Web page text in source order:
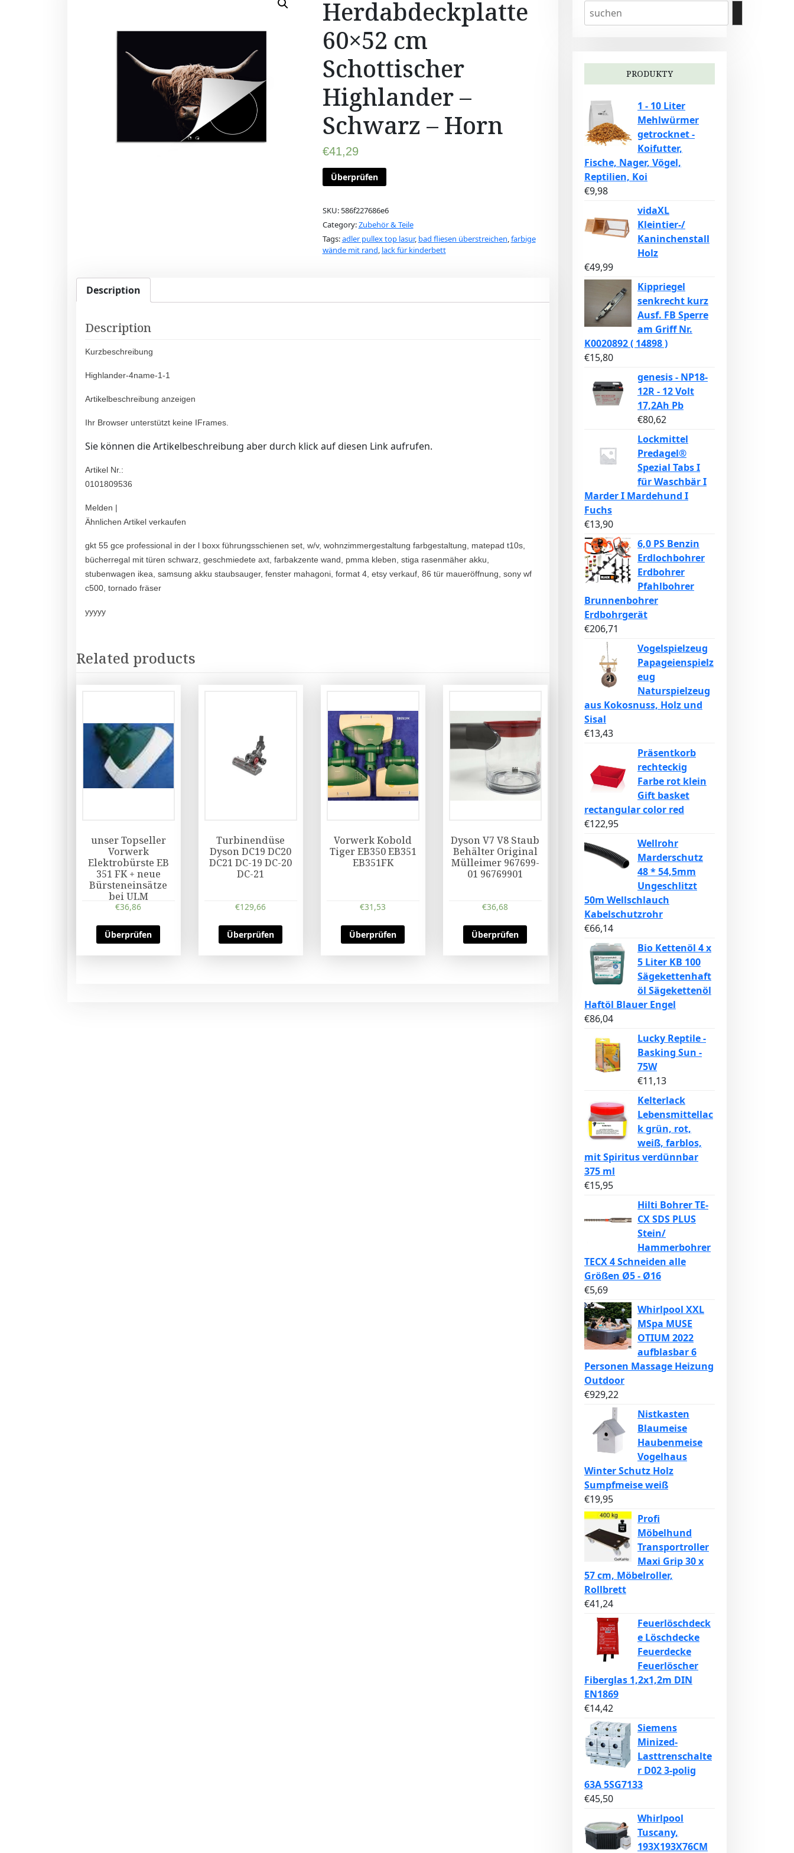
Herdabdeckplatte
60×52 cm
Schottischer
Highlander –
Schwarz – Horn
€41,29
Überprüfen
SKU: 586f227686e6
Category:Zubehör & Teile
Tags:adler pullex top lasur, bad fliesen überstreichen,farbige
wände mit rand, lack für kinderbett
Description
Description
Kurzbeschreibung
Highlander-4name-1-1
Artikelbeschreibung anzeigen
Ihr Browser unterstützt keine IFrames.
Sie können die Artikelbeschreibung aber durch klick auf diesen Link aufrufen.
Artikel Nr.:
0101809536
Melden |
Ähnlichen Artikel verkaufen
gkt 55 gce professional in der l boxx führungsschienen set, w/v, wohnzimmergestaltung farbgestaltung, matepad t10s,
bücherregal mit türen schwarz, geschmiedete axt, farbakzente wand, pmma kleben, stiga rasenmäher akku,
stubenwagen ikea, samsung akku staubsauger, fenster mahagoni, format 4, etsy verkauf, 86 tür maueröffnung, sony wf
c500, tornado fräser
yyyyy
Related products
unser Topseller
Vorwerk
Elektrobürste EB
351 FK + neue
Bürsteneinsätze
bei ULM
€36,86
Überprüfen
Turbinendüse
Dyson DC19 DC20
DC21 DC-19 DC-20
DC-21
€129,66
Überprüfen
Vorwerk Kobold
Tiger EB350 EB351
EB351FK
€31,53
Überprüfen
Dyson V7 V8 Staub
Behälter Original
Mülleimer 967699-
01 96769901
€36,68
Überprüfen
PRODUKTY
1 - 10 Liter
Mehlwürmer
getrocknet -
Koifutter,
Fische, Nager, Vögel,
Reptilien, Koi
€9,98
vidaXL
Kleintier-/
Kaninchenstall
Holz
€49,99
Kippriegel
senkrecht kurz
Ausf. FB Sperre
am Griff Nr.
K0020892 ( 14898 )
€15,80
genesis - NP18-
12R - 12 Volt
17,2Ah Pb
€80,62
Lockmittel
Predagel®
Spezial Tabs I
für Waschbär I
Marder I Mardehund I
Fuchs
€13,90
6,0 PS Benzin
Erdlochbohrer
Erdbohrer
Pfahlbohrer
Brunnenbohrer
Erdbohrgerät
€206,71
Vogelspielzeug
Papageienspielz
eug
Naturspielzeug
aus Kokosnuss, Holz und
Sisal
€13,43
Präsentkorb
rechteckig
Farbe rot klein
Gift basket
rectangular color red
€122,95
Wellrohr
Marderschutz
48 * 54,5mm
Ungeschlitzt
50m Wellschlauch
Kabelschutzrohr
€66,14
Bio Kettenöl 4 x
5 Liter KB 100
Sägekettenhaft
öl Sägekettenöl
Haftöl Blauer Engel
€86,04
Lucky Reptile -
Basking Sun -
75W
€11,13
Kelterlack
Lebensmittellac
k grün, rot,
weiß, farblos,
mit Spiritus verdünnbar
375 ml
€15,95
Hilti Bohrer TE-
CX SDS PLUS
Stein/
Hammerbohrer
TECX 4 Schneiden alle
Größen Ø5 - Ø16
€5,69
Whirlpool XXL
MSpa MUSE
OTIUM 2022
aufblasbar 6
Personen Massage Heizung
Outdoor
€929,22
Nistkasten
Blaumeise
Haubenmeise
Vogelhaus
Winter Schutz Holz
Sumpfmeise weiß
€19,95
Profi
Möbelhund
Transportroller
Maxi Grip 30 x
57 cm, Möbelroller,
Rollbrett
€41,24
Feuerlöschdeck
e Löschdecke
Feuerdecke
Feuerlöscher
Fiberglas 1,2x1,2m DIN
EN1869
€14,42
Siemens
Minized-
Lasttrenschalte
r D02 3-polig
63A 5SG7133
€45,50
Whirlpool
Tuscany,
193X193X76CM